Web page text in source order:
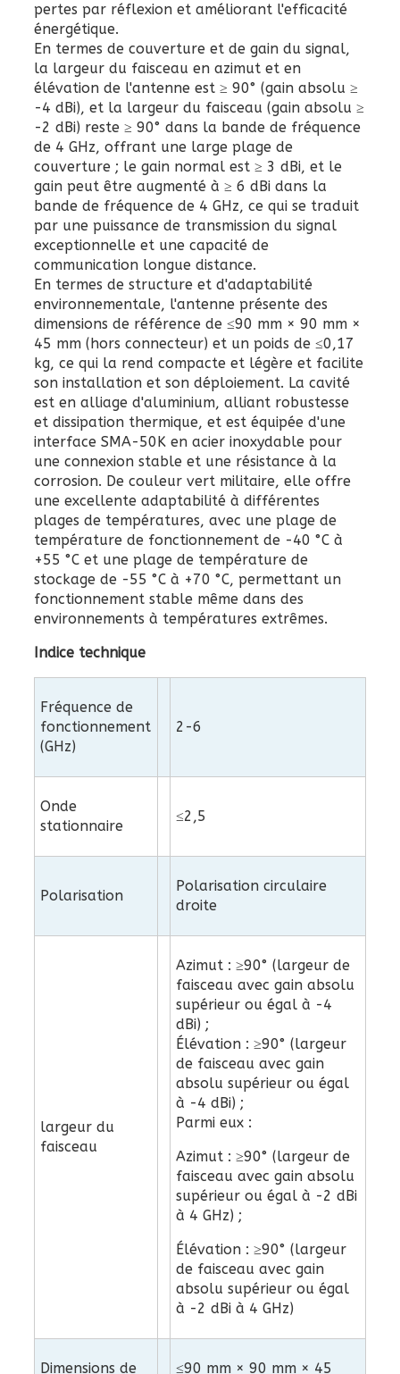
pertes par réflexion et améliorant l'efficacité
énergétique.
En termes de couverture et de gain du signal,
la largeur du faisceau en azimut et en
élévation de l'antenne est ≥ 90° (gain absolu ≥
-4 dBi), et la largeur du faisceau (gain absolu ≥
-2 dBi) reste ≥ 90° dans la bande de fréquence
de 4 GHz, offrant une large plage de
couverture ; le gain normal est ≥ 3 dBi, et le
gain peut être augmenté à ≥ 6 dBi dans la
bande de fréquence de 4 GHz, ce qui se traduit
par une puissance de transmission du signal
exceptionnelle et une capacité de
communication longue distance.
En termes de structure et d'adaptabilité
environnementale, l'antenne présente des
dimensions de référence de ≤90 mm × 90 mm ×
45 mm (hors connecteur) et un poids de ≤0,17
kg, ce qui la rend compacte et légère et facilite
son installation et son déploiement. La cavité
est en alliage d'aluminium, alliant robustesse
et dissipation thermique, et est équipée d'une
interface SMA-50K en acier inoxydable pour
une connexion stable et une résistance à la
corrosion. De couleur vert militaire, elle offre
une excellente adaptabilité à différentes
plages de températures, avec une plage de
température de fonctionnement de -40 °C à
+55 °C et une plage de température de
stockage de -55 °C à +70 °C, permettant un
fonctionnement stable même dans des
environnements à températures extrêmes.
Indice technique
Fréquence de
fonctionnement
(GHz)
2-6
Onde
stationnaire
≤2,5
Polarisation
Polarisation circulaire
droite
largeur du
faisceau
Azimut : ≥90° (largeur de
faisceau avec gain absolu
supérieur ou égal à -4
dBi) ;
Élévation : ≥90° (largeur
de faisceau avec gain
absolu supérieur ou égal
à -4 dBi) ;
Parmi eux :
Azimut : ≥90° (largeur de
faisceau avec gain absolu
supérieur ou égal à -2 dBi
à 4 GHz) ;
Élévation : ≥90° (largeur
de faisceau avec gain
absolu supérieur ou égal
à -2 dBi à 4 GHz)
Dimensions de ≤90 mm × 90 mm × 45